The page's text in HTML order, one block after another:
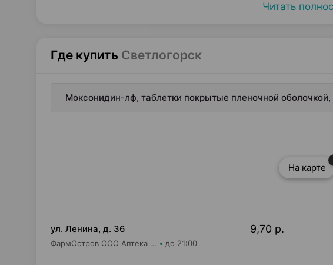
Читать
Где купить Светлогорск
Моксонидин-лф, таблетки покрытые пленочной
На карте
ул. Ленина, д. 36
ФармОстров ООО Аптека №17 на Ленина до 21:00
9,70 р.